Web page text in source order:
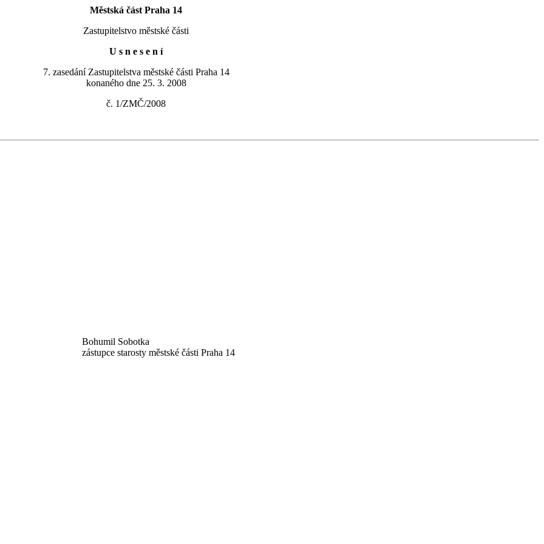
Městská část Praha 14
Zastupitelstvo městské části
U s n e s e n í
7. zasedání Zastupitelstva městské části Praha 14
konaného dne 25. 3. 2008
č. 1/ZMČ/2008
Bohumil Sobotka
zástupce starosty městské části Praha 14